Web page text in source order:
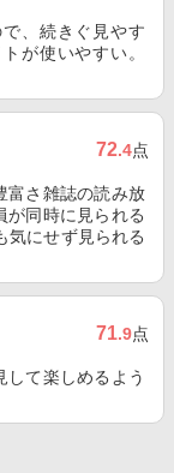
、続きぐ見やす
が使いやすい。
72.4点
富さ雑誌の読み放
が同時に見られる
気にせず見られる
71.9点
て楽しめるよう